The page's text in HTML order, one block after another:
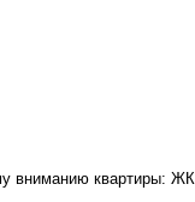
квартиры: ЖК